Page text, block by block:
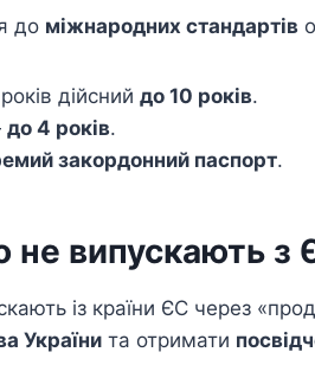
до міжнародних стандартів
дійсний до 10 років.
до 4 років.
закордонний паспорт.
випускають з
із країни ЄС через
України та отримати